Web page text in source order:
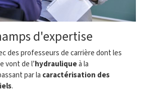
d'expertise
des professeurs de carrière dont les
vont de l’hydrauliqueà la
par la caractérisation des
.